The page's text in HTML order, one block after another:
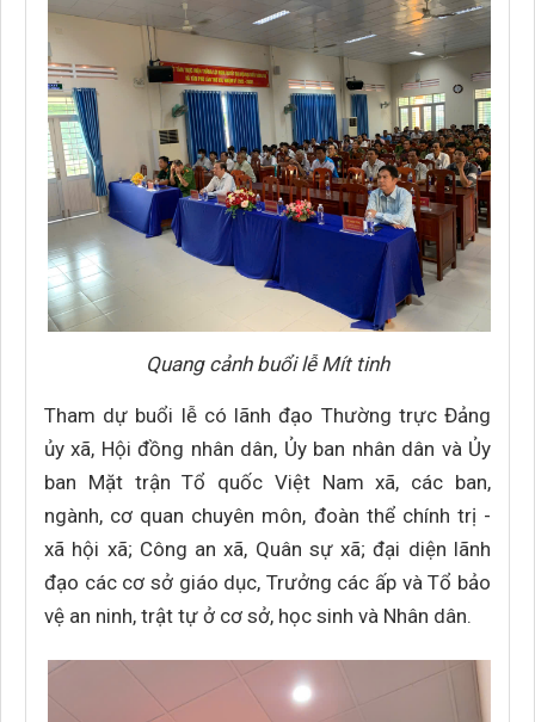
Quang cảnh buổi lễ Mít tinh
Tham dự buổi lễ có lãnh đạo Thường trực Đảng
ủy xã, Hội đồng nhân dân, Ủy ban nhân dân và Ủy
ban Mặt trận Tổ quốc Việt Nam xã, các ban,
ngành, cơ quan chuyên môn, đoàn thể chính trị -
xã hội xã; Công an xã, Quân sự xã; đại diện lãnh
đạo các cơ sở giáo dục, Trưởng các ấp và Tổ bảo
vệ an ninh, trật tự ở cơ sở, học sinh và Nhân dân.